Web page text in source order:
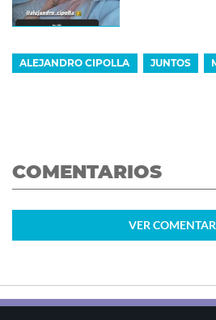
ALEJANDRO CIPOLLA JUNTOS
COMENTARIOS
VER